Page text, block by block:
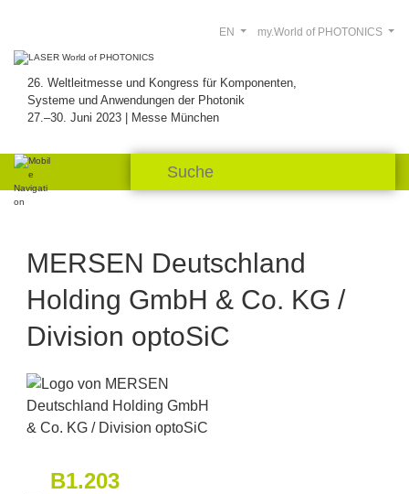
26. Weltleitmesse und Kongress für Komponenten,
Systeme und Anwendungen der Photonik
27.–30. Juni 2023 | Messe München
my.World of PHOTONICS
EN
MERSEN Deutschland
Holding GmbH & Co. KG /
Division optoSiC
B1.203